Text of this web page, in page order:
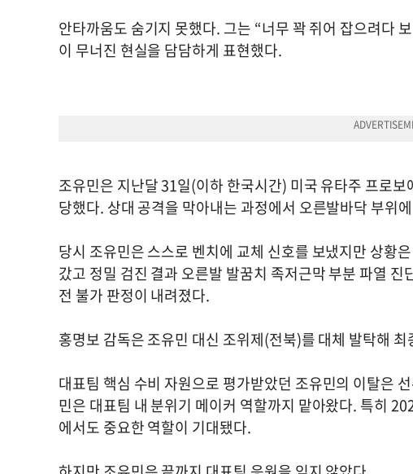
안타까움도 숨기지 못했다. 그는 “너무 꽉 쥐어 잡으려다
이 무너진 현실을 담담하게 표현했다.
조유민은 지난달 31일(이하 한국시간) 미국 유타주 프로
당했다. 상대 공격을 막아내는 과정에서 오른발바닥 부위
당시 조유민은 스스로 벤치에 교체 신호를 보냈지만 상황
갔고 정밀 검진 결과 오른발 발꿈치 족저근막 부분 파열
전 불가 판정이 내려졌다.
홍명보 감독은 조유민 대신 조위제(전북)를 대체 발탁해
대표팀 핵심 수비 자원으로 평가받았던 조유민의 이탈은
민은 대표팀 내 분위기 메이커 역할까지 맡아왔다. 특히
에서도 중요한 역할이 기대됐다.